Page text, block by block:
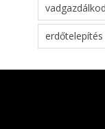
erdőtelepítés